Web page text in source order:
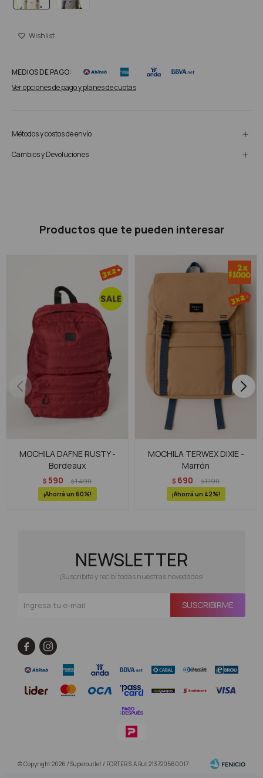
MEDIOS DE PAGO:
Ver opciones de pago y planes de cuotas
Métodos y costos de envío
Cambios y Devoluciones
Productos que te pueden interesar
MOCHILA DAFNE RUSTY -
Bordeaux
$ 590 $1.490
60
MOCHILA TERWEX DIXIE -
Marrón
$ 690 $1.190
42
NEWSLETTER
¡Suscribite y recibí todas nuestras novedades!
SUSCRIBIRME
 
© Copyright 2026 / Superoutlet / FORTER S.A Rut 213720560017